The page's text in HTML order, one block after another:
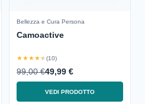
Bellezza e Cura Persona
Camoactive
★★★★★(10)
99,00 €49,99 €
VEDI PRODOTTO